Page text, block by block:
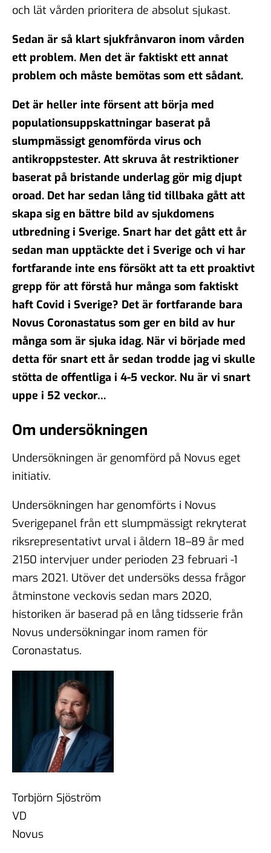
och lät vården prioritera de absolut sjukast.
Sedan är så klart sjukfrånvaron inom vården
ett problem. Men det är faktiskt ett annat
problem och måste bemötas som ett sådant.
Det är heller inte försent att börja med
populationsuppskattningar baserat på
slumpmässigt genomförda virus och
antikroppstester. Att skruva åt restriktioner
baserat på bristande underlag gör mig djupt
oroad. Det har sedan lång tid tillbaka gått att
skapa sig en bättre bild av sjukdomens
utbredning i Sverige. Snart har det gått ett år
sedan man upptäckte det i Sverige och vi har
fortfarande inte ens försökt att ta ett proaktivt
grepp för att förstå hur många som faktiskt
haft Covid i Sverige? Det är fortfarande bara
Novus Coronastatus som ger en bild av hur
många som är sjuka idag. När vi började med
detta för snart ett år sedan trodde jag vi skulle
stötta de offentliga i 4-5 veckor. Nu är vi snart
uppe i 52 veckor…
Om undersökningen
Undersökningen är genomförd på Novus eget
initiativ.
Undersökningen har genomförts i Novus
Sverigepanel från ett slumpmässigt rekryterat
riksrepresentativt urval i åldern 18–89 år med
2150 intervjuer under perioden 23 februari -1
mars 2021. Utöver det undersöks dessa frågor
åtminstone veckovis sedan mars 2020,
historiken är baserad på en lång tidsserie från
Novus undersökningar inom ramen för
Coronastatus.
Torbjörn Sjöström
VD
Novus